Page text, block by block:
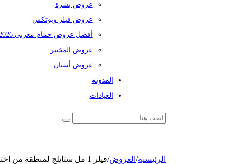
عروض بشرة
عروض فيلر وبوتكس
أفضل عروض حمام مغربي 2026
عروض المختبر
عروض أسنان
المدونة
العيادات
الرئيسية/ العروض/فيلر 1 مل ستايلج لمنطقة من اختيارك